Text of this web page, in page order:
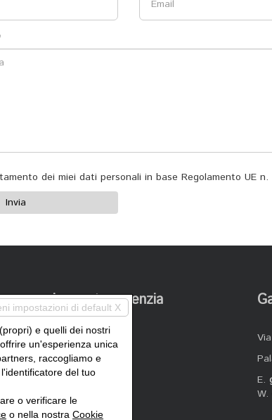
dei miei dati personali in base Regolamento UE n.
Invia
La nostra agenzia
Chi siamo
Servizi
E.
W.
impostazioni di default X
e quelli dei nostri
un'esperienza unica
raccogliamo e
del tuo
o verificare le
o nella nostra Cookie